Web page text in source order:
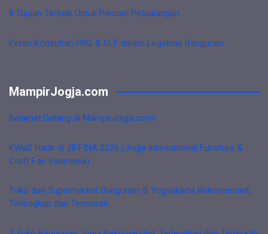
8 Tujuan Terbaik Untuk Pencari Petualangan
Peran Konsultan PBG & SLF dalam Legalitas Bangunan
MampirJogja.com
Selamat Datang di MampirJogja.com!
KWaS Hadir di JIFFINA 2026 (Jogja International Furniture &
Craft Fair Indonesia)
Toko dan Supermarket Bangunan di Yogyakarta Rekomended,
Terlengkap dan Termurah